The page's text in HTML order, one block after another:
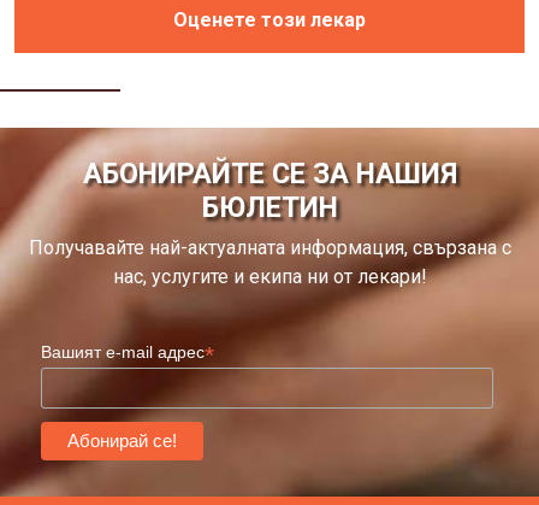
Оценете този лекар
АБОНИРАЙТЕ СЕ ЗА НАШИЯ
БЮЛЕТИН
Получавайте най-актуалната информация, свързана с
нас, услугите и екипа ни от лекари!
Вашият e-mail адрес*